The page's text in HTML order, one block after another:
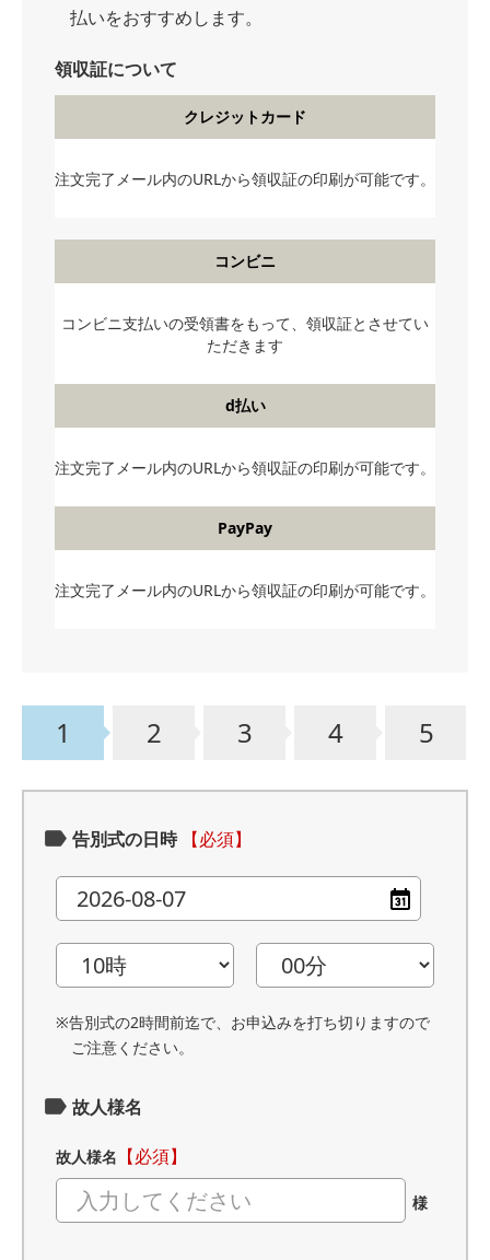
払いをおすすめします。
領収証について
クレジットカード
注文完了メール内のURLから領収証の印刷が可能です。
コンビニ
コンビニ支払いの受領書をもって、領収証とさせてい
ただきます
d払い
注文完了メール内のURLから領収証の印刷が可能です。
PayPay
注文完了メール内のURLから領収証の印刷が可能です。
1 2 3 4 5
告別式の日時 【必須】
※告別式の2時間前迄で、お申込みを打ち切りますので
ご注意ください。
故人様名
故人様名 【必須】
様